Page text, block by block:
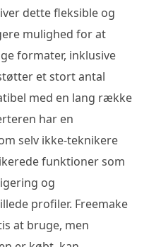
dette fleksible og
mulighed for at
formater, inklusive
et stort antal
med en lang række
har en
selv ikke-teknikere
funktioner som
og
profiler. Freemake
at bruge, men